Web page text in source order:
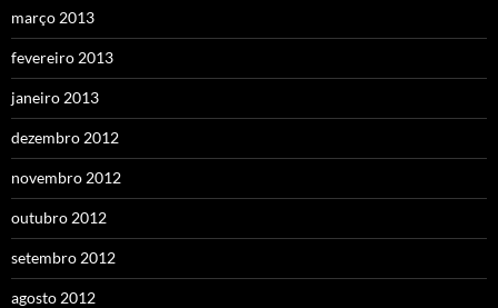
março 2013
fevereiro 2013
janeiro 2013
dezembro 2012
novembro 2012
outubro 2012
setembro 2012
agosto 2012